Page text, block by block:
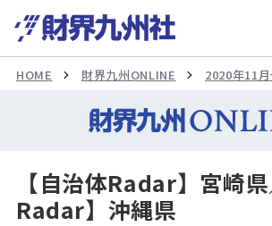
HOME 財界九州ONLINE 2020年11月
【自治体Radar】宮崎
Radar】沖縄県